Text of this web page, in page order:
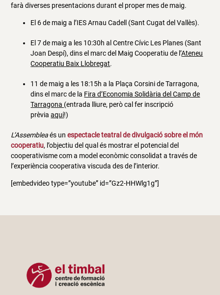
farà diverses presentacions durant el proper mes de maig.
El 6 de maig a l’IES Arnau Cadell (Sant Cugat del Vallès).
El 7 de maig a les 10:30h al Centre Cívic Les Planes (Sant
Joan Despí), dins el marc del Maig Cooperatiu de l’Ateneu
Cooperatiu Baix Llobregat.
11 de maig a les 18:15h a la Plaça Corsini de Tarragona,
dins el marc de la Fira d’Economia Solidària del Camp de
Tarragona (entrada lliure, però cal fer inscripció
prèviaaquí!)
L’Assembleaés un espectacle teatral de divulgació sobre el món
cooperatiu, l’objectiu del qual és mostrar el potencial del
cooperativisme com a model econòmic consolidat a través de
l’experiència cooperativa viscuda des de l’interior.
[embedvideo type=”youtube” id=”Gz2-HHWlg1g”]